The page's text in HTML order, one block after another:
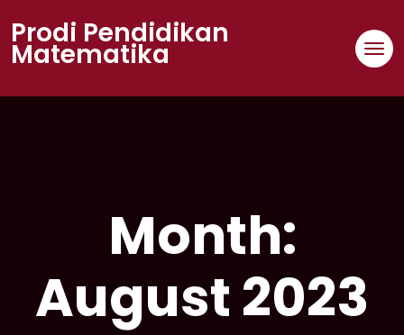
content
Prodi Pendidikan
Matematika
Month:
August 2023